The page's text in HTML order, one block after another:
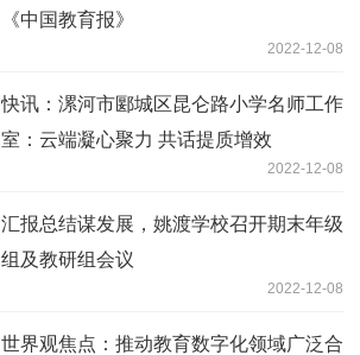
《中国教育报》
2022-12-08
快讯：漯河市郾城区昆仑路小学名师工作
室：云端凝心聚力 共话提质增效
2022-12-08
汇报总结谋发展，姚渡学校召开期末年级
组及教研组会议
2022-12-08
世界观焦点：推动教育数字化领域广泛合